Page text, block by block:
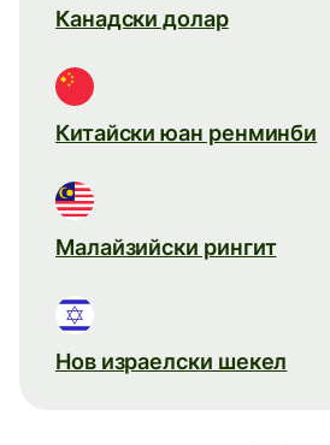
Канадски долар
Китайски юан ренминби
Малайзийски рингит
Нов израелски шекел